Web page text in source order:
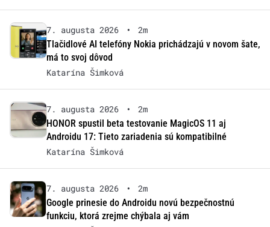
7. augusta 2026 •
2m
Tlačidlové AI telefóny Nokia prichádzajú v novom šate,
má to svoj dôvod
Katarína Šimková
7. augusta 2026 •
2m
HONOR spustil beta testovanie MagicOS 11 aj
Androidu 17: Tieto zariadenia sú kompatibilné
Katarína Šimková
7. augusta 2026 •
2m
Google prinesie do Androidu novú bezpečnostnú
funkciu, ktorá zrejme chýbala aj vám